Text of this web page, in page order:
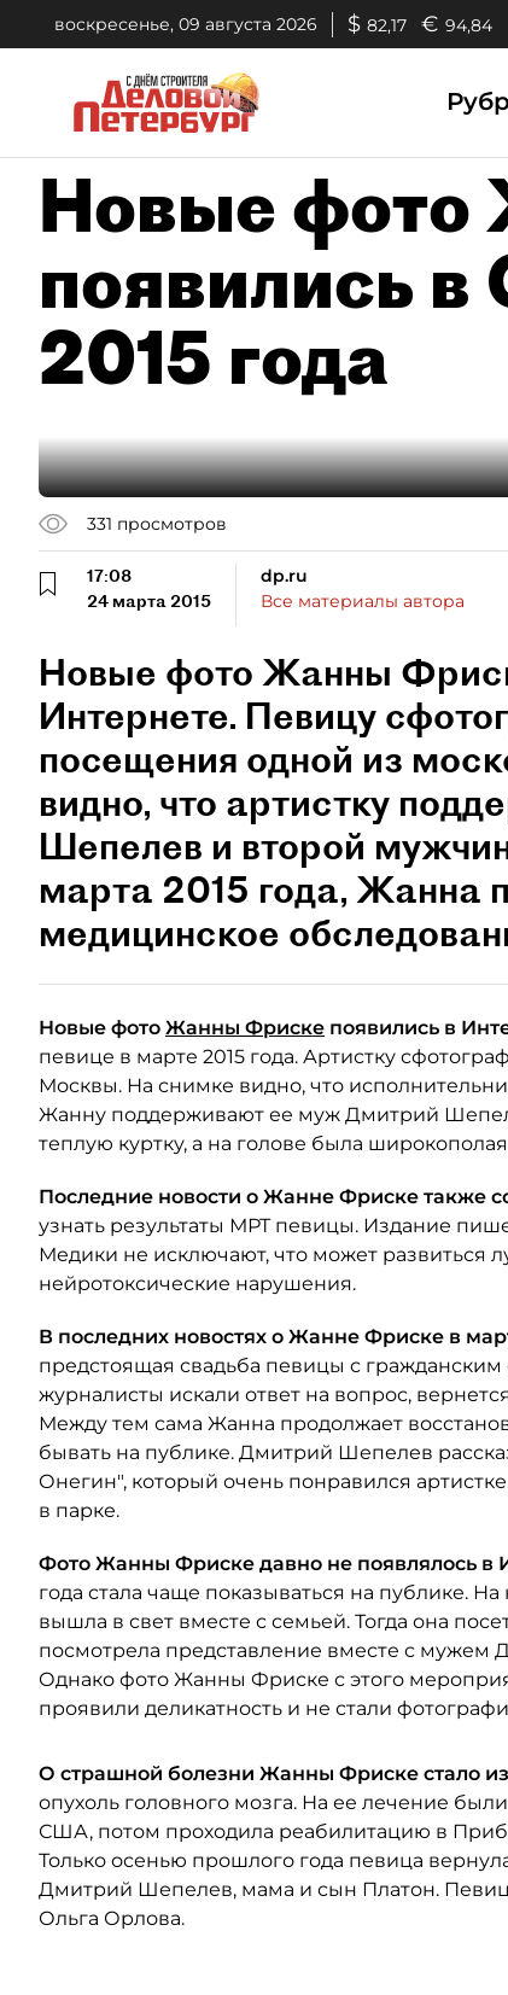
воскресенье, 09 августа 2026 $ 82,17 € 94,84
Новые
появились в
2015 года
331 просмотров
17:08
24 марта 2015
dp.ru
Все материалы автора
Новые фото Жанны
Интернете. Певицу
посещения одной из
видно, что артистку
Шепелев и второй
марта 2015 года, Жанна
медицинское
Новые фото Жанны Фриске появились в
певице в марте 2015 года. Артистку
Москвы. На снимке видно, что
Жанну поддерживают ее муж Дмитрий
теплую куртку, а на голове была
Последние новости о Жанне Фриске также
узнать результаты МРТ певицы. Издание
Медики не исключают, что может развиться
нейротоксические нарушения.
В последних новостях о Жанне Фриске в
предстоящая свадьба певицы с
журналисты искали ответ на вопрос,
Между тем сама Жанна продолжает
бывать на публике. Дмитрий Шепелев
Онегин", который очень понравился
в парке.
Фото Жанны Фриске давно не появлялось в
года стала чаще показываться на публике.
вышла в свет вместе с семьей. Тогда она
посмотрела представление вместе с
Однако фото Жанны Фриске с этого
проявили деликатность и не стали
О страшной болезни Жанны Фриске стало
опухоль головного мозга. На ее лечение
США, потом проходила реабилитацию в
Только осенью прошлого года певица
Дмитрий Шепелев, мама и сын Платон.
Ольга Орлова.